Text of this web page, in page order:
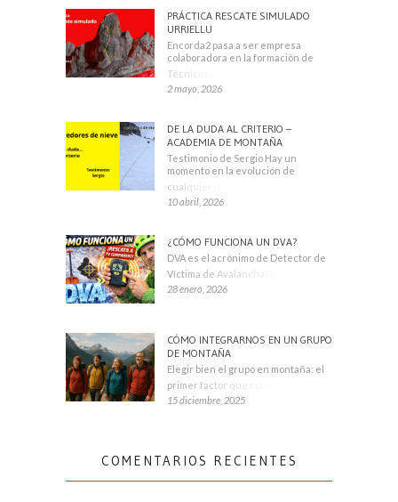
PRÁCTICA RESCATE SIMULADO
URRIELLU
Encorda2 pasa a ser empresa
colaboradora en la formación de
Técnicos Deportivos
2 mayo, 2026
DE LA DUDA AL CRITERIO –
ACADEMIA DE MONTAÑA
Testimonio de Sergio Hay un
momento en la evolución de
cualquier montañero
10 abril, 2026
¿CÓMO FUNCIONA UN DVA?
DVA es el acrónimo de Detector de
Víctima de Avalancha. También se
28 enero, 2026
CÓMO INTEGRARNOS EN UN GRUPO
DE MONTAÑA
Elegir bien el grupo en montaña: el
primer factor que condiciona tu
15 diciembre, 2025
COMENTARIOS RECIENTES